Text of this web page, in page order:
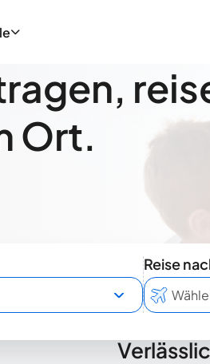
Ort.
Reise